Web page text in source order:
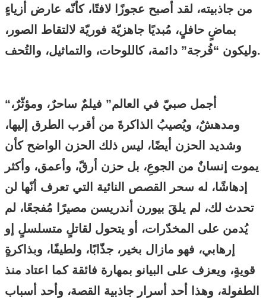
من جاذبيته، لقد أصبح عجوزًا لافتًا، كأنّه عارض أزياءٍ
بماضٍ حافلٍ، مُبديًا جاهزيّة فوريّة لالتقاط الصور،
وليكون “فُرجة” دائمة، كاللوحات، والتماثيل، والتُحف.
“أجمل صبيّ في العالم” فيلمٌ ساحرٌ، ومؤثّرٌ،
ومدهشٌ، ويُصيبُ الذاكرةَ من أقرب الطرق إليها،
وشديد الحزن أيضًا، ليس ذلك الحزن الواضح كأن
يموت إنسانٌ من الجوعِ، بل حزن أرقّ، وأعمق، وأكثر
إدهاشًا، له سحر القصص النائية التي تعرف أنّها لن
تحدث لك، لم يلقَ بيورن أندريسن مصيرًا مُفجعًا، لم
يُدمن على المخدّرات، أو يتحول لقاتلٍ متسلسلٍ إو
إرهابي، فهو مازال بخير، جذّابًا، ولطيفًا، وبذاكرةٍ
قويةٍ، ويعزف على البيانو بمهارة فائقة كما اعتاد منذ
الطفولة، وهذا أحد أسرار جاذبية القصة، وأحد أسباب